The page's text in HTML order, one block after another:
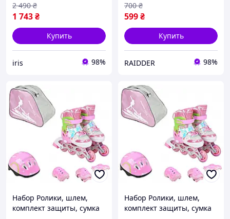
1 743₴
2 490 ₴
Купить
iris 98%
599₴
700 ₴
Купить
RAIDDER 98%
Набор Ролики, шлем,
комплект защиты, сумка
Набор Ролики, шлем,
комплект защиты, сумка